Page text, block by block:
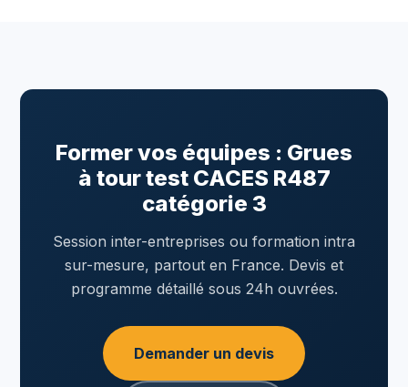
Former vos équipes : Grues
à tour test CACES R487
catégorie 3
Session inter-entreprises ou formation intra
sur-mesure, partout en France. Devis et
programme détaillé sous 24h ouvrées.
Demander un devis